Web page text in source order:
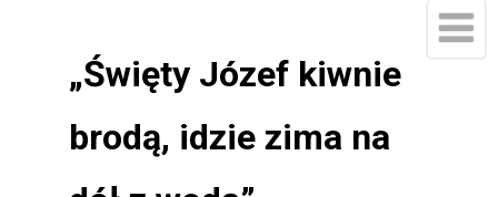
„Święty Józef kiwnie
brodą, idzie zima na